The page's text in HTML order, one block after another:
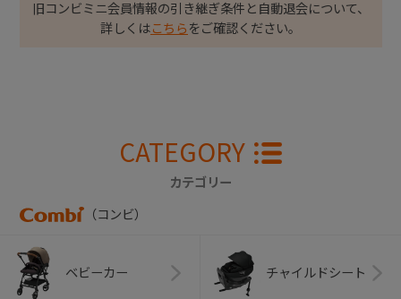
旧コンビミニ会員情報の引き継ぎ条件と自動退会について、
詳しくはこちら をご確認ください。
CATEGORY
カテゴリー
（コンビ）
ベビーカー チャイルドシート